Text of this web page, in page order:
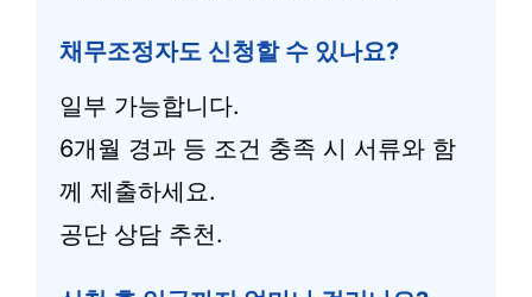
채무조정자도 신청할 수 있나요?
일부 가능합니다.
6개월 경과 등 조건 충족 시 서류와 함
께 제출하세요.
공단 상담 추천.